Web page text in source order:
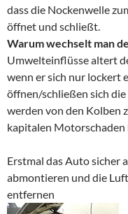
dass die Nockenwelle
öffnet und schließt.
Warum wechselt man
Umwelteinflüsse altert
wenn er sich nur lockert
öffnen/schließen sich
werden von den Kolben
kapitalen Motorschaden
Erstmal das Auto sicher
abmontieren und die
entfernen